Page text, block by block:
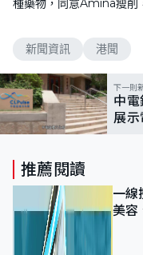
種藥物，同意Amina瘦削
新聞資訊 港聞
下一則
中
展
推薦閱讀
一線
美容